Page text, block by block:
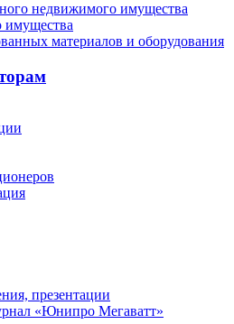
недвижимого имущества
материалов и оборудования
презентации
«Юнипро Мегаватт»